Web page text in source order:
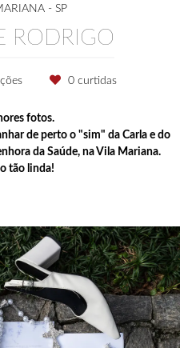
- SP
RODRIGO
0curtidas
fotos.
de perto o "sim" da Carla e do
da Saúde, na Vila Mariana.
tão linda!